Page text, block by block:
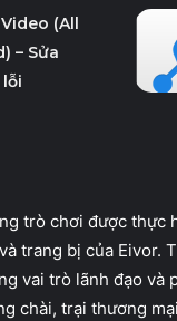
(All
– Sửa
trò chơi được thực
trang bị của Eivor.
vai trò lãnh đạo và
chài, trại thương